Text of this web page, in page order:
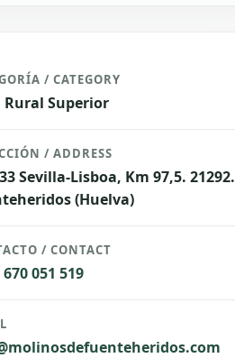
/ CATEGORY
Rural Superior
/ ADDRESS
Sevilla-Lisboa, Km 97,5. 21292.
(Huelva)
/ CONTACT
670 051 519